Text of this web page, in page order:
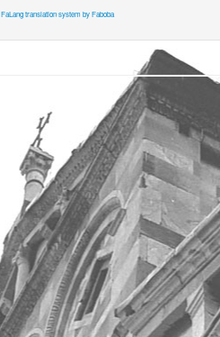
FaLang translation system by Faboba